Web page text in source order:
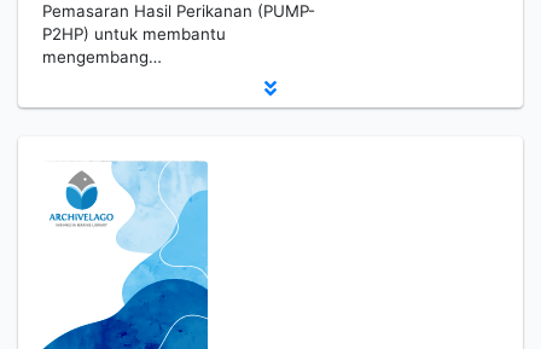
Pemasaran Hasil Perikanan (PUMP-
P2HP) untuk membantu
mengembang…